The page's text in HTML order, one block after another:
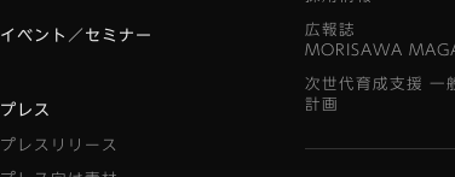
イベント／セミナー
プレス
プレスリリース
広報誌
MORISAWA
次世代育成支援 一
計画